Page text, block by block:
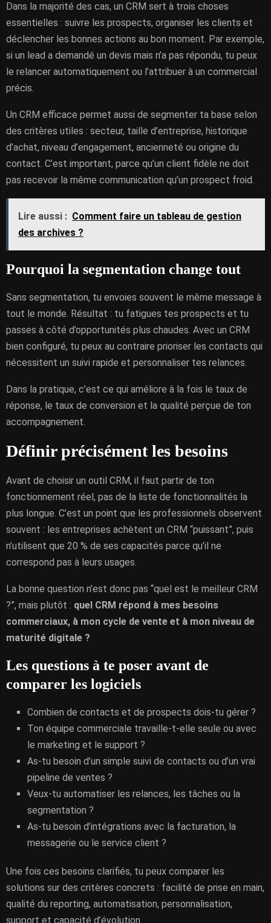
Dans la majorité des cas, un CRM sert à trois choses
essentielles : suivre les prospects, organiser les clients et
déclencher les bonnes actions au bon moment. Par exemple,
si un lead a demandé un devis mais n’a pas répondu, tu peux
le relancer automatiquement ou l’attribuer à un commercial
précis.
Un CRM efficace permet aussi de segmenter ta base selon
des critères utiles : secteur, taille d’entreprise, historique
d’achat, niveau d’engagement, ancienneté ou origine du
contact. C’est important, parce qu’un client fidèle ne doit
pas recevoir la même communication qu’un prospect froid.
Lire aussi : Comment faire un tableau de gestion
des archives ?
Pourquoi la segmentation change tout
Sans segmentation, tu envoies souvent le même message à
tout le monde. Résultat : tu fatigues tes prospects et tu
passes à côté d’opportunités plus chaudes. Avec un CRM
bien configuré, tu peux au contraire prioriser les contacts qui
nécessitent un suivi rapide et personnaliser tes relances.
Dans la pratique, c’est ce qui améliore à la fois le taux de
réponse, le taux de conversion et la qualité perçue de ton
accompagnement.
Définir précisément les besoins
Avant de choisir un outil CRM, il faut partir de ton
fonctionnement réel, pas de la liste de fonctionnalités la
plus longue. C’est un point que les professionnels observent
souvent : les entreprises achètent un CRM “puissant”, puis
n’utilisent que 20 % de ses capacités parce qu’il ne
correspond pas à leurs usages.
La bonne question n’est donc pas “quel est le meilleur CRM
?”, mais plutôt : quel CRM répond à mes besoins
commerciaux, à mon cycle de vente et à mon niveau de
maturité digitale ?
Les questions à te poser avant de
comparer les logiciels
Combien de contacts et de prospects dois-tu gérer ?
Ton équipe commerciale travaille-t-elle seule ou avec
le marketing et le support ?
As-tu besoin d’un simple suivi de contacts ou d’un vrai
pipeline de ventes ?
Veux-tu automatiser les relances, les tâches ou la
segmentation ?
As-tu besoin d’intégrations avec la facturation, la
messagerie ou le service client ?
Une fois ces besoins clarifiés, tu peux comparer les
solutions sur des critères concrets : facilité de prise en main,
qualité du reporting, automatisation, personnalisation,
support et capacité d’évolution.